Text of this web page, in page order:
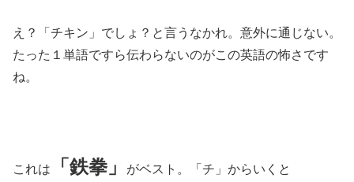
え？「チキン」でしょ？と言うなかれ。意外に通じない。
たった１単語ですら伝わらないのがこの英語の怖さです
ね。
これは 「鉄拳」
がベスト。「チ」からいくと